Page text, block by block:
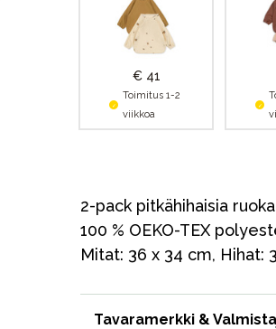
€ 41
Toimitus 1-2
viikkoa
2-pack pitkähihaisia
100 % OEKO-TEX
Mitat: 36 x 34 cm, Hihat:
Tavaramerkki &